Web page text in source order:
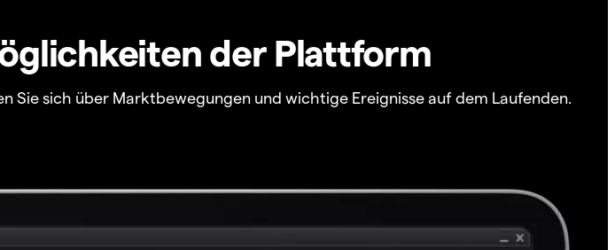
der Plattform
Sie sich über Marktbewegungen und wichtige Ereignisse auf dem Laufenden.